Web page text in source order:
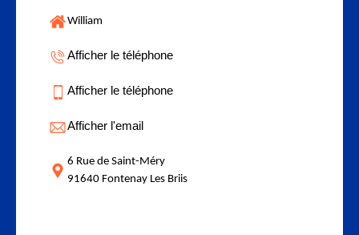
William
Afficher le téléphone
Afficher le téléphone
Afficher l'email
6 Rue de Saint-Méry
91640 Fontenay Les Briis